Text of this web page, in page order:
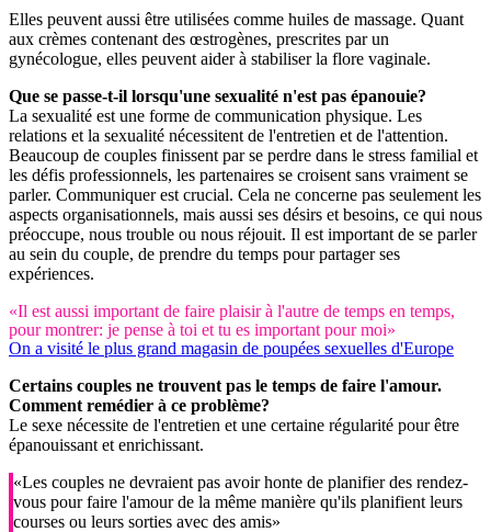
Elles peuvent aussi être utilisées comme huiles de massage. Quant
aux crèmes contenant des œstrogènes, prescrites par un
gynécologue, elles peuvent aider à stabiliser la flore vaginale.
Que se passe-t-il lorsqu'une sexualité n'est pas épanouie?
La sexualité est une forme de communication physique. Les
relations et la sexualité nécessitent de l'entretien et de l'attention.
Beaucoup de couples finissent par se perdre dans le stress familial et
les défis professionnels, les partenaires se croisent sans vraiment se
parler. Communiquer est crucial. Cela ne concerne pas seulement les
aspects organisationnels, mais aussi ses désirs et besoins, ce qui nous
préoccupe, nous trouble ou nous réjouit. Il est important de se parler
au sein du couple, de prendre du temps pour partager ses
expériences.
«Il est aussi important de faire plaisir à l'autre de temps en temps,
pour montrer: je pense à toi et tu es important pour moi»
On a visité le plus grand magasin de poupées sexuelles d'Europe
Certains couples ne trouvent pas le temps de faire l'amour.
Comment remédier à ce problème?
Le sexe nécessite de l'entretien et une certaine régularité pour être
épanouissant et enrichissant.
«Les couples ne devraient pas avoir honte de planifier des rendez-
vous pour faire l'amour de la même manière qu'ils planifient leurs
courses ou leurs sorties avec des amis»